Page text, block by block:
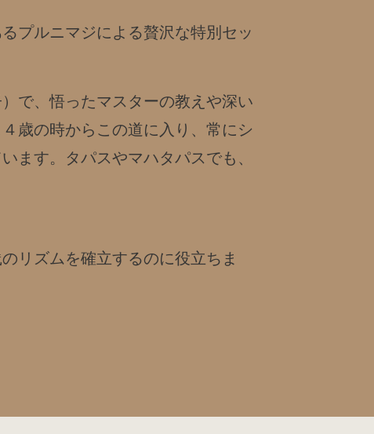
プルニマジによる贅沢な特別セッ
で、悟ったマスターの教えや深い
歳の時からこの道に入り、常にシ
ます。タパスやマハタパスでも、
リズムを確立するのに役立ちま